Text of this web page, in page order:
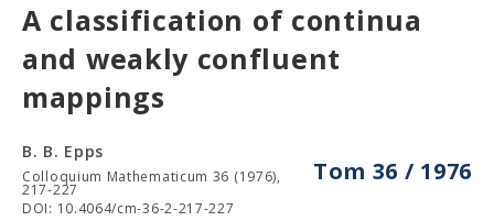
A classification of continua
and weakly confluent
mappings
Tom 36 / 1976
B. B. Epps
Colloquium Mathematicum 36 (1976),
217-227
DOI: 10.4064/cm-36-2-217-227